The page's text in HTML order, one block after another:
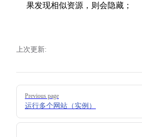
果发现相似资源，则会隐藏；
上次更新:
Pager
Previous page
运行多个网站（实例）